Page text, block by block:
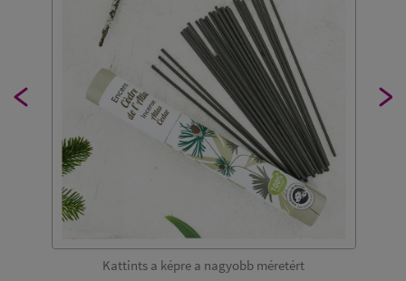
Kattints a képre a nagyobb méretért